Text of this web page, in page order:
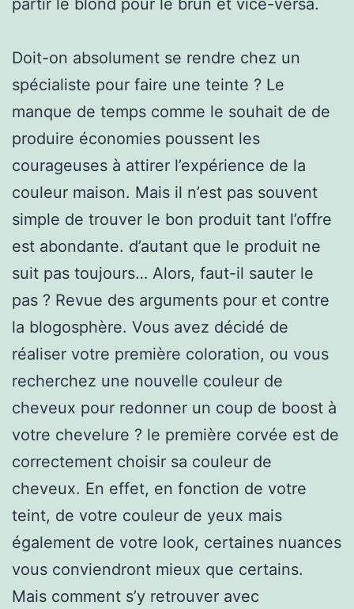
Doit-on absolument se rendre chez un
spécialiste pour faire une teinte ? Le
manque de temps comme le souhait de de
produire économies poussent les
courageuses à attirer l’expérience de la
couleur maison. Mais il n’est pas souvent
simple de trouver le bon produit tant l’offre
est abondante. d’autant que le produit ne
suit pas toujours… Alors, faut-il sauter le
pas ? Revue des arguments pour et contre
la blogosphère. Vous avez décidé de
réaliser votre première coloration, ou vous
recherchez une nouvelle couleur de
cheveux pour redonner un coup de boost à
votre chevelure ? le première corvée est de
correctement choisir sa couleur de
cheveux. En effet, en fonction de votre
teint, de votre couleur de yeux mais
également de votre look, certaines nuances
vous conviendront mieux que certains.
Mais comment s’y retrouver avec